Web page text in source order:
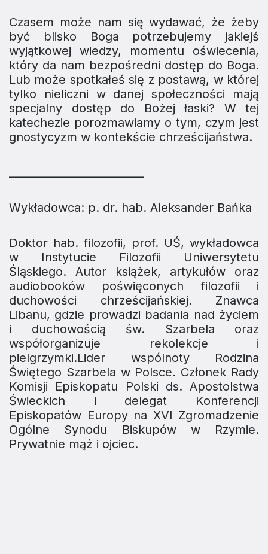
Czasem może nam się wydawać, że żeby
być blisko Boga potrzebujemy jakiejś
wyjątkowej wiedzy, momentu oświecenia,
który da nam bezpośredni dostęp do Boga.
Lub może spotkałeś się z postawą, w której
tylko nieliczni w danej społeczności mają
specjalny dostęp do Bożej łaski? W tej
katechezie porozmawiamy o tym, czym jest
gnostycyzm w kontekście chrześcijaństwa.
Wykładowca: p. dr. hab. Aleksander Bańka
Doktor hab. filozofii, prof. UŚ, wykładowca
w Instytucie Filozofii Uniwersytetu
Śląskiego. Autor książek, artykułów oraz
audiobooków poświęconych filozofii i
duchowości chrześcijańskiej. Znawca
Libanu, gdzie prowadzi badania nad życiem
i duchowością św. Szarbela oraz
współorganizuje rekolekcje i
pielgrzymki.Lider wspólnoty Rodzina
Świętego Szarbela w Polsce. Członek Rady
Komisji Episkopatu Polski ds. Apostolstwa
Świeckich i delegat Konferencji
Episkopatów Europy na XVI Zgromadzenie
Ogólne Synodu Biskupów w Rzymie.
Prywatnie mąż i ojciec.